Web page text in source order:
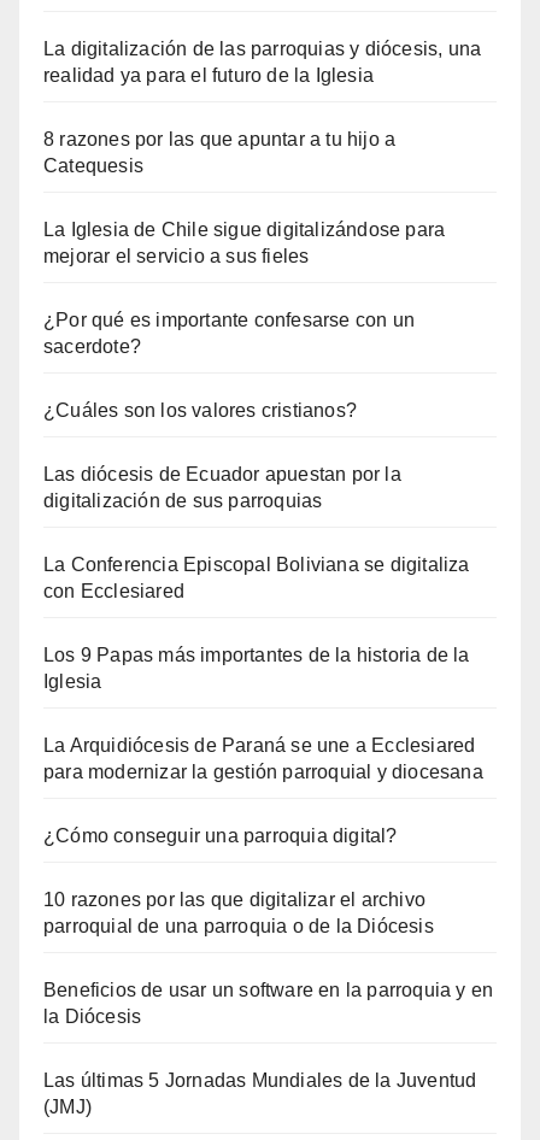
La digitalización de las parroquias y diócesis, una
realidad ya para el futuro de la Iglesia
8 razones por las que apuntar a tu hijo a
Catequesis
La Iglesia de Chile sigue digitalizándose para
mejorar el servicio a sus fieles
¿Por qué es importante confesarse con un
sacerdote?
¿Cuáles son los valores cristianos?
Las diócesis de Ecuador apuestan por la
digitalización de sus parroquias
La Conferencia Episcopal Boliviana se digitaliza
con Ecclesiared
Los 9 Papas más importantes de la historia de la
Iglesia
La Arquidiócesis de Paraná se une a Ecclesiared
para modernizar la gestión parroquial y diocesana
¿Cómo conseguir una parroquia digital?
10 razones por las que digitalizar el archivo
parroquial de una parroquia o de la Diócesis
Beneficios de usar un software en la parroquia y en
la Diócesis
Las últimas 5 Jornadas Mundiales de la Juventud
(JMJ)